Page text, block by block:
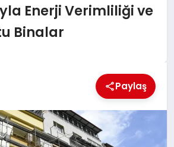
Enerji Verimliliği ve
Binalar
Paylaş